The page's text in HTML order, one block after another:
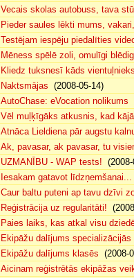
Vecais skolas autobuss, tava
Pieder saules lēkti mums,
Testējam iespēju piedalīties
Mēness spēlē zoli, omulīgi
Kliedz tuksnesī kāds
Naktsmājas (2008-05-14)
AutoChase: eVocation nolikums
Vēl muļķīgāks atkusnis, kad
Atnāca Lieldiena pār augstu
Ak, pavasar, ak pavasar, tu
UZMANĪBU - WAP tests!
Iesakam gatavot līdzņemšanai...
Caur baltu puteni ap tavu dzīvi
Reģistrācija uz regularitāti!
Paies laiks, kas atkal visu
Ekipāžu dalījums specializācijās
Ekipāžu dalījums klasēs (2008-
Aicinam reģistrētās ekipāžas